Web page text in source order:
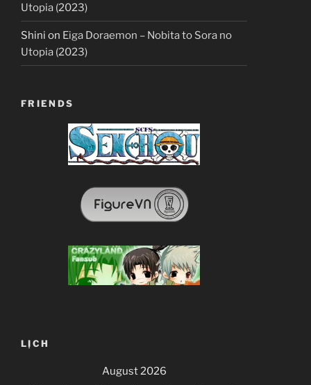
Utopia (2023)
Shini on Eiga Doraemon – Nobita to Sora no
Utopia (2023)
FRIENDS
LỊCH
August 2026